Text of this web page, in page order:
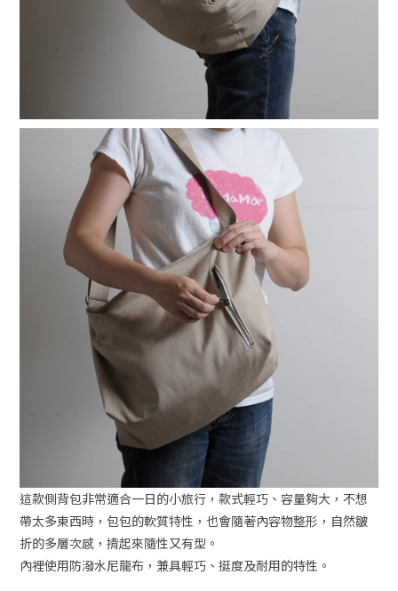
這款側背包非常適合一日的小旅行，款式輕巧、容量夠大，不想
帶太多東西時，包包的軟質特性，也會隨著內容物整形，自然皺
折的多層次感，揹起來隨性又有型。
內裡使用防潑水尼龍布，兼具輕巧、挺度及耐用的特性。